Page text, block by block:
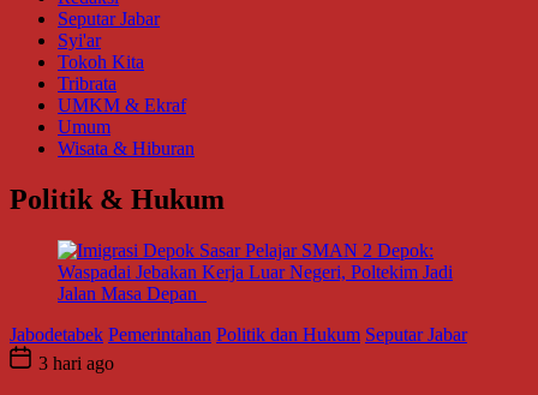
Seputar Jabar
Syi'ar
Tokoh Kita
Tribrata
UMKM & Ekraf
Umum
Wisata & Hiburan
Politik & Hukum
Jabodetabek Pemerintahan Politik dan Hukum Seputar Jabar
3 hari ago